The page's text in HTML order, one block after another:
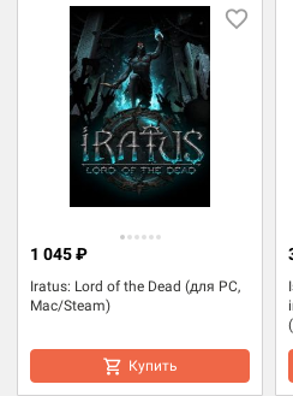
Iratus: Lord of the Dead (для PC,
Mac/Steam)
1 045 ₽
Купить